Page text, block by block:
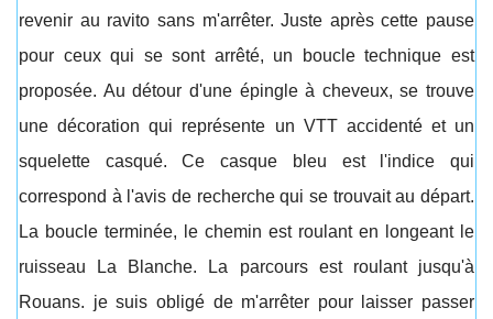
revenir au ravito sans m'arrêter. Juste après cette pause
pour ceux qui se sont arrêté, un boucle technique est
proposée. Au détour d'une épingle à cheveux, se trouve
une décoration qui représente un VTT accidenté et un
squelette casqué. Ce casque bleu est l'indice qui
correspond à l'avis de recherche qui se trouvait au départ.
La boucle terminée, le chemin est roulant en longeant le
ruisseau La Blanche. La parcours est roulant jusqu'à
Rouans. je suis obligé de m'arrêter pour laisser passer